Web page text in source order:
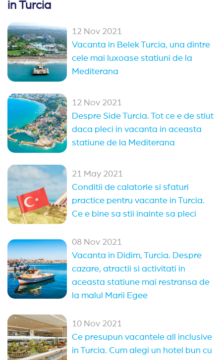
in Turcia
12 Nov 2021
Vacanta in Belek Turcia, una dintre
cele mai luxoase statiuni de la
Mediterana
12 Nov 2021
Despre Side Turcia. Tot ce e de stiut
daca pleci in vacanta in aceasta
statiune de la Mediterana
21 May 2021
Conditii de calatorie si sfaturi
practice pentru vacante in Turcia.
Ce e bine sa stii inainte sa pleci
08 Nov 2021
Vacanta in Didim, Turcia. Despre
cazare, atractii si activitati in
aceasta statiune mai restransa de
la malul Marii Egee
10 Nov 2021
Ce presupun vacantele all inclusive
in Turcia. Cum alegi un hotel bun cu